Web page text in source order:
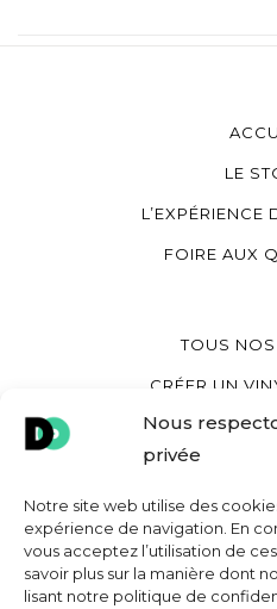
Nous
privée
Notre site web utilise des
expérience de navigation. En
vous acceptez l’utilisation de
savoir plus sur la manière dont
lisant notre politique de
LE
L’EXPÉRIENCE
FOIRE AUX
TOUS NOS
CRÉER UN
CRÉER UN
CRÉER UNE
MON